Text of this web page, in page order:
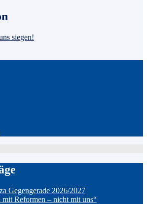
siegen!
Gegengerade 2026/2027
mit Reformen – nicht mit uns“